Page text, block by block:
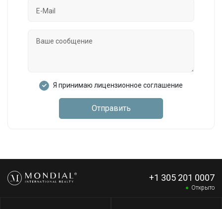
Я принимаю лицензионное соглашение
Отправить
+1 305 201 0007
Открыто